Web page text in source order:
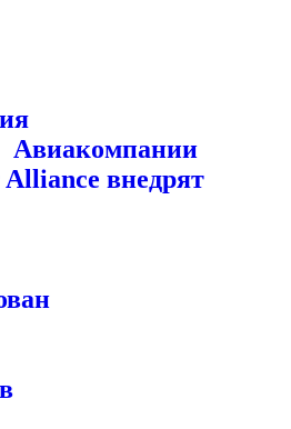
Авиакомпании
внедрят